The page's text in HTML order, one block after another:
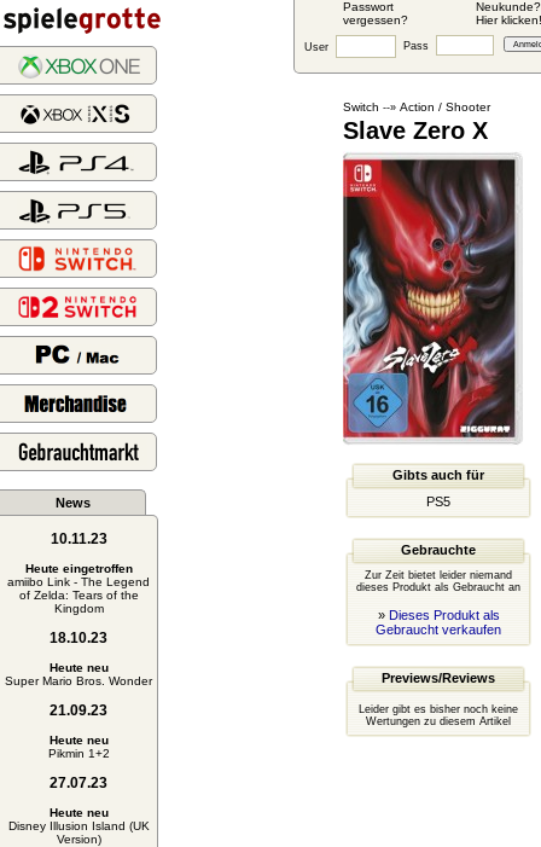
Passwort
vergessen?
Neukunde?
Hier klicken!
User Pass
News
10.11.23
Heute eingetroffen
amiibo Link - The Legend
of Zelda: Tears of the
Kingdom
18.10.23
Heute neu
Super Mario Bros. Wonder
21.09.23
Heute neu
Pikmin 1+2
27.07.23
Heute neu
Disney Illusion Island (UK
Version)
Switch --» Action / Shooter
Slave Zero X
Gibts auch für
PS5
Gebrauchte
Zur Zeit bietet leider niemand
dieses Produkt als Gebraucht an
» Dieses Produkt als
Gebraucht verkaufen
Previews/Reviews
Leider gibt es bisher noch keine
Wertungen zu diesem Artikel